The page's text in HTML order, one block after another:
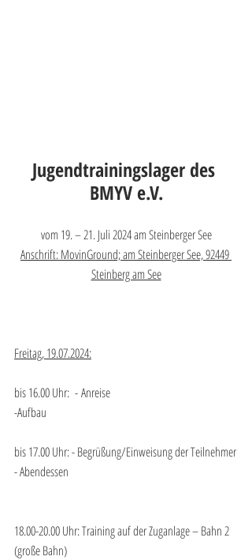
Jugendtrainingslager des
BMYV e.V.
vom 19. – 21. Juli 2024 am Steinberger See
Anschrift: MovinGround; am Steinberger See, 92449
Steinberg am See
Freitag, 19.07.2024:
bis 16.00 Uhr:  - Anreise
-Aufbau
bis 17.00 Uhr: - Begrüßung/Einweisung der Teilnehmer
- Abendessen
18.00-20.00 Uhr: Training auf der Zuganlage – Bahn 2
(große Bahn)